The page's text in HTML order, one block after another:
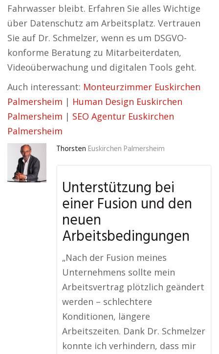
Fahrwasser bleibt. Erfahren Sie alles Wichtige
über Datenschutz am Arbeitsplatz. Vertrauen
Sie auf Dr. Schmelzer, wenn es um DSGVO-
konforme Beratung zu Mitarbeiterdaten,
Videoüberwachung und digitalen Tools geht.
Auch interessant: Monteurzimmer Euskirchen
Palmersheim | Human Design Euskirchen
Palmersheim | SEO Agentur Euskirchen
Palmersheim
Thorsten Euskirchen Palmersheim
Unterstützung bei
einer Fusion und den
neuen
Arbeitsbedingungen
„Nach der Fusion meines
Unternehmens sollte mein
Arbeitsvertrag plötzlich geändert
werden – schlechtere
Konditionen, längere
Arbeitszeiten. Dank Dr. Schmelzer
konnte ich verhindern, dass mir